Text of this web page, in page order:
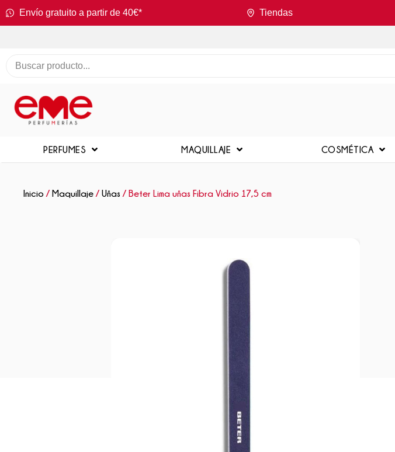
Envío gratuito a partir de 40€* Tiendas
PERFUMES MAQUILLAJE COSMÉTICA
Inicio / Maquillaje /Uñas / Beter Lima uñas Fibra Vidrio 17,5 cm